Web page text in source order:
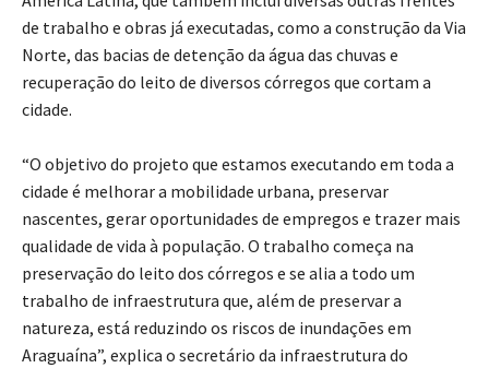
de trabalho e obras já executadas, como a construção da Via
Norte, das bacias de detenção da água das chuvas e
recuperação do leito de diversos córregos que cortam a
cidade.
“O objetivo do projeto que estamos executando em toda a
cidade é melhorar a mobilidade urbana, preservar
nascentes, gerar oportunidades de empregos e trazer mais
qualidade de vida à população. O trabalho começa na
preservação do leito dos córregos e se alia a todo um
trabalho de infraestrutura que, além de preservar a
natureza, está reduzindo os riscos de inundações em
Araguaína”, explica o secretário da infraestrutura do